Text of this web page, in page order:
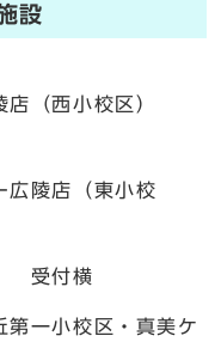
設
店（西小校区）
広陵店（東小校
受付横
第一小校区・真美ケ